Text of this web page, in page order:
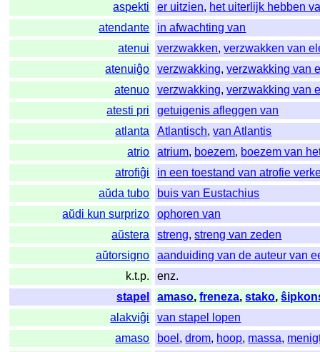
aspekti
er uitzien, het uiterlijk hebben
atendante
in afwachting van
atenui
verzwakken,verzwakken van
atenuiĝo
verzwakking,verzwakking van
atenuo
verzwakking,verzwakking van
atesti pri
getuigenis afleggen van
atlanta
Atlantisch,van Atlantis
atrio
atrium, boezem, boezem van
atrofiĝi
in een toestand van atrofie
aŭda tubo
buis van Eustachius
aŭdi kun surprizo
ophoren van
aŭstera
streng,streng van zeden
aŭtorsigno
aanduiding van de auteur van
k.t.p.
enz.
stapel
amaso,freneza,stako,
alakviĝi
van stapel lopen
amaso
boel ,drom, hoop, massa,